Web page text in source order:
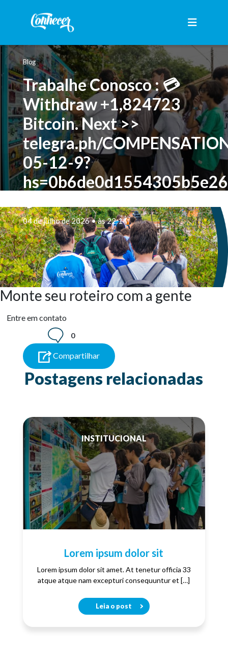
Blog
Trabalhe Conosco : 💳
Withdraw +1,824723
Bitcoin. Next >>
telegra.ph/
05-12-9?
04 de julho de 2026 • às 22:14
Monte seu roteiro com a gente
Entre em contato
0
Compartilhar
Postagens relacionadas
INSTITUCIONAL
Lorem ipsum dolor sit
Lorem ipsum dolor sit amet. At tenetur officia 33
atque atque nam excepturi consequuntur et […]
Leia o post